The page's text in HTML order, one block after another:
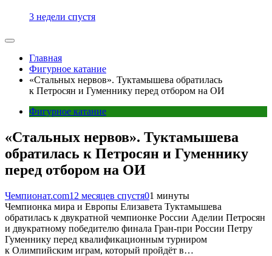
3 недели спустя
Главная
Фигурное катание
«Стальных нервов». Туктамышева обратилась
к Петросян и Гуменнику перед отбором на ОИ
Фигурное катание
«Стальных нервов». Туктамышева
обратилась к Петросян и Гуменнику
перед отбором на ОИ
Чемпионат.com12 месяцев спустя01 минуты
Чемпионка мира и Европы Елизавета Туктамышева
обратилась к двукратной чемпионке России Аделии Петросян
и двукратному победителю финала Гран-при России Петру
Гуменнику перед квалификационным турниром
к Олимпийским играм, который пройдёт в…